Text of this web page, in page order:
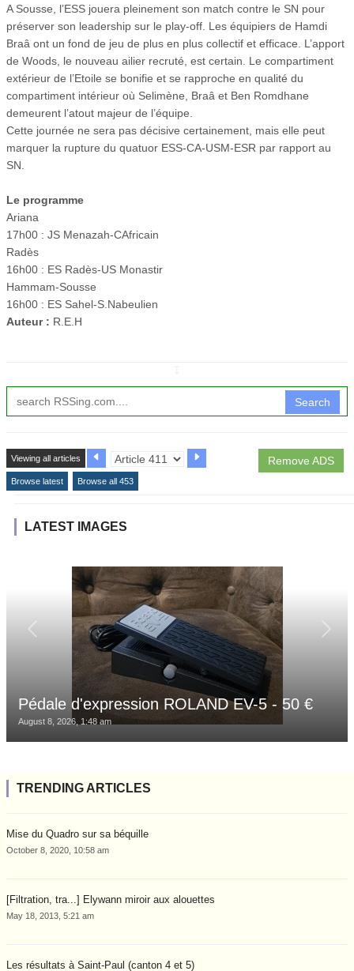
A Sousse, l’ESS jouera pleinement son match contre le SN pour
préserver son leadership sur le play-off. Les équipiers de Hamdi
Braâ ont un fond de jeu de plus en plus collectif et efficace. L’apport
de Woods, le nouveau ailier recruté, est certain. Le compartiment
extérieur de l’Etoile se bonifie et se rapproche en qualité du
compartiment intérieur où Selimène, Braâ et Ben Romdhane
demeurent l’atout majeur de l’équipe.
Cette journée ne sera pas décisive certainement, mais elle peut
marquer la rupture du quatuor ESS-CA-USM-ESR par rapport au
SN.
Le programme
Ariana
17h00 : JS Menazah-CAfricain
Radès
16h00 : ES Radès-US Monastir
Hammam-Sousse
16h00 : ES Sahel-S.Nabeulien
Auteur : R.E.H
Search
Remove ADS
Viewing all articles
Browse latest Browse all 453
LATEST IMAGES
Pédale d'expression ROLAND EV-5 - 50 €
August 8, 2026, 1:48 am
TRENDING ARTICLES
Mise du Quadro sur sa béquille
October 8, 2020, 10:58 am
[Filtration, tra...] Elywann miroir aux alouettes
May 18, 2013, 5:21 am
Les résultats à Saint-Paul (canton 4 et 5)